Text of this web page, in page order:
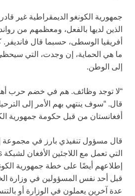
جمهورية الكونغو الديمقراطية غير
الذين لديها بالفعل، ومعظمهم من
أفريقيا الوسطى، حسبما قال
ما هي الحماية، إن وجدت، التي سيحظى
إلى الوطن.
“لا توجد وظائف. هم في خضم حرب
قال. “سوف ينتهي بهم الأمر إلى
أفغانستان من قبل حكومة جمهورية
قال مسؤول تنفيذي بارز في مجموعة
إطلاعهم أيضًا على خطة جمهورية
قبل أحد نفس المسؤولين في وزارة
عدة آخرين يعملون في الوزارة أو